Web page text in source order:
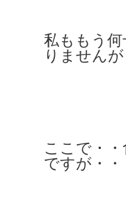
私ももう
りません
ここで・
ですが・・